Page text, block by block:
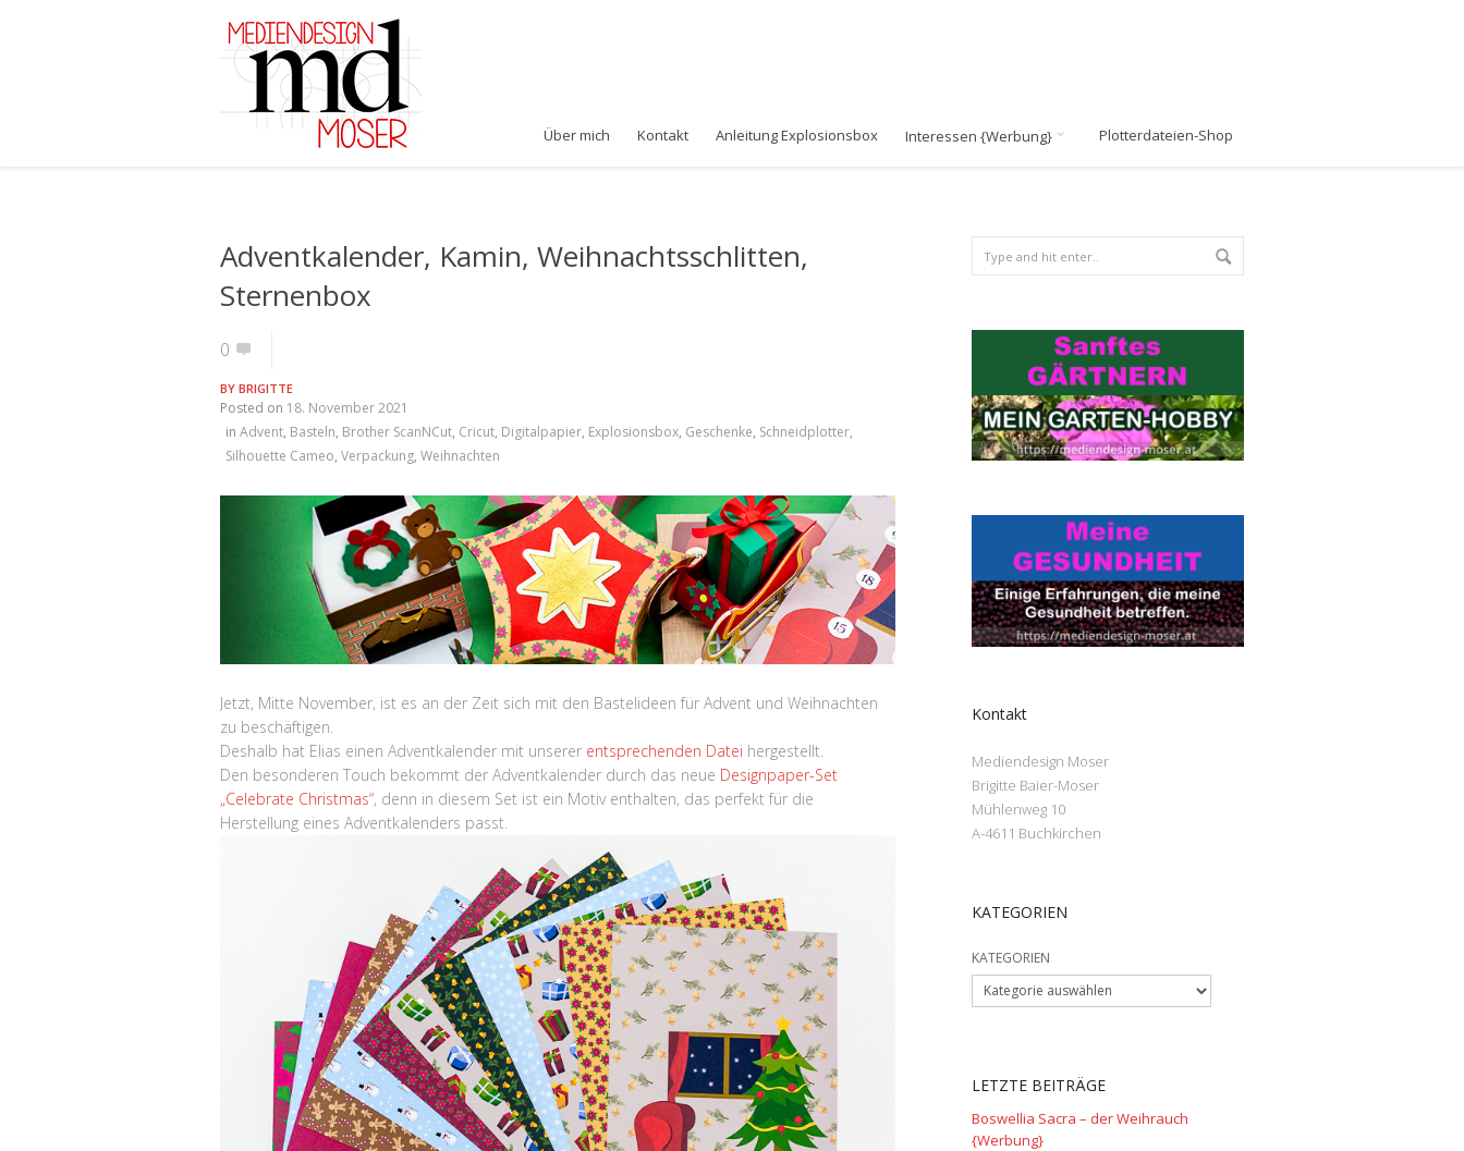
Über mich Kontakt Anleitung Explosionsbox Interessen {Werbung} Plotterdateien-Shop
Adventkalender, Kamin, Weihnachtsschlitten,
Sternenbox
0
BY BRIGITTE
Posted on 18. November 2021
in Advent, Basteln, Brother ScanNCut, Cricut, Digitalpapier, Explosionsbox, Geschenke, Schneidplotter,
Silhouette Cameo, Verpackung, Weihnachten
Jetzt, Mitte November, ist es an der Zeit sich mit den Bastelideen für Advent und Weihnachten
zu beschäftigen.
Deshalb hat Elias einen Adventkalender mit unserer entsprechenden Datei hergestellt.
Den besonderen Touch bekommt der Adventkalender durch das neue Designpaper-Set
„Celebrate Christmas“, denn in diesem Set ist ein Motiv enthalten, das perfekt für die
Herstellung eines Adventkalenders passt.
Kontakt
Mediendesign Moser
Brigitte Baier-Moser
Mühlenweg 10
A-4611 Buchkirchen
KATEGORIEN
KATEGORIEN
LETZTE BEITRÄGE
Boswellia Sacra – der Weihrauch
{Werbung}